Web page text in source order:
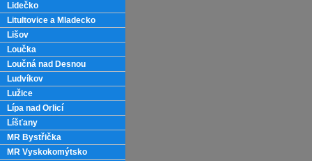
Lidečko
Litultovice a Mladecko
Lišov
Loučka
Loučná nad Desnou
Ludvíkov
Lužice
Lípa nad Orlicí
Líšťany
MR Bystřička
MR Vyskokomýtsko